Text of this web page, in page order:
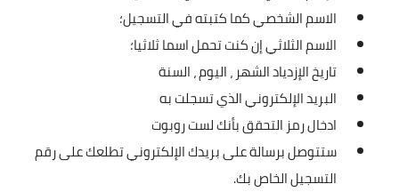
الاسم الشخصي كما كتبته في التسجيل؛
الاسم الثلاثي إن كنت تحمل اسما ثلاثيا؛
تاريخ الإزدياد الشهر ، اليوم ، السنة
البريد الإلكتروني الذي تسجلت به
ادخال رمز التحقق بأنك لست روبوت
ستتوصل برسالة على بريدك الإلكتروني تطلعك على رقم
التسجيل الخاص بك.